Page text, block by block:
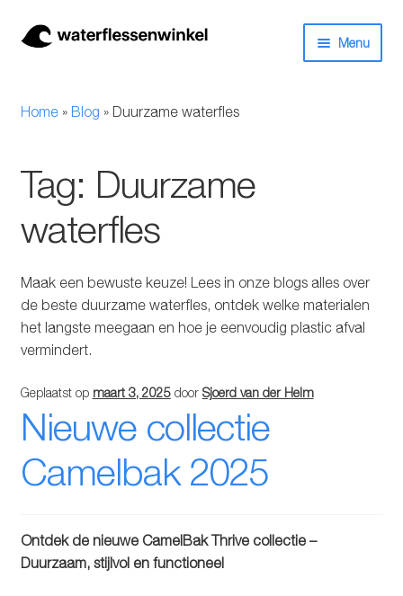
Ga
Ga
Menu
Thermosfles
Kinderflessen
Drinkfles met rietje
Waterfles met filter
Glazen drinkfles
RVS drinkfles
Herbruikbare boterhamzakjes
Home» Blog » Duurzame waterfles
Tag: Duurzame
waterfles
Maak een bewuste keuze! Lees in onze blogs alles over
de beste duurzame waterfles, ontdek welke materialen
het langste meegaan en hoe je eenvoudig plastic afval
vermindert.
Geplaatst op maart 3, 2025 door Sjoerd van der Helm
Nieuwe collectie
Camelbak 2025
Ontdek de nieuwe CamelBak Thrive collectie –
Duurzaam, stijlvol en functioneel